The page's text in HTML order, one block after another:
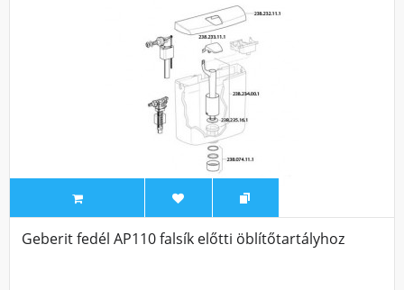
Geberit fedél AP110 falsík előtti öblítőtartályhoz